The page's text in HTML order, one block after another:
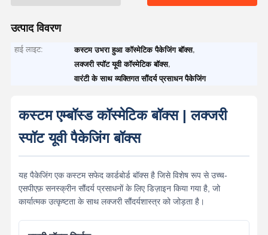
उत्पाद विवरण
हाई लाइट: कस्टम उभरा हुआ कॉस्मेटिक पैकेजिंग बॉक्स,
लक्जरी स्पॉट यूवी कॉस्मेटिक बॉक्स,
वारंटी के साथ व्यक्तिगत सौंदर्य प्रसाधन पैकेजिंग
कस्टम एम्बॉस्ड कॉस्मेटिक बॉक्स | लक्जरी
स्पॉट यूवी पैकेजिंग बॉक्स
यह पैकेजिंग एक कस्टम सफेद कार्डबोर्ड बॉक्स है जिसे विशेष रूप से उच्च-
एसपीएफ़ सनस्क्रीन सौंदर्य प्रसाधनों के लिए डिज़ाइन किया गया है, जो
कार्यात्मक उत्कृष्टता के साथ लक्जरी सौंदर्यशास्त्र को जोड़ता है।